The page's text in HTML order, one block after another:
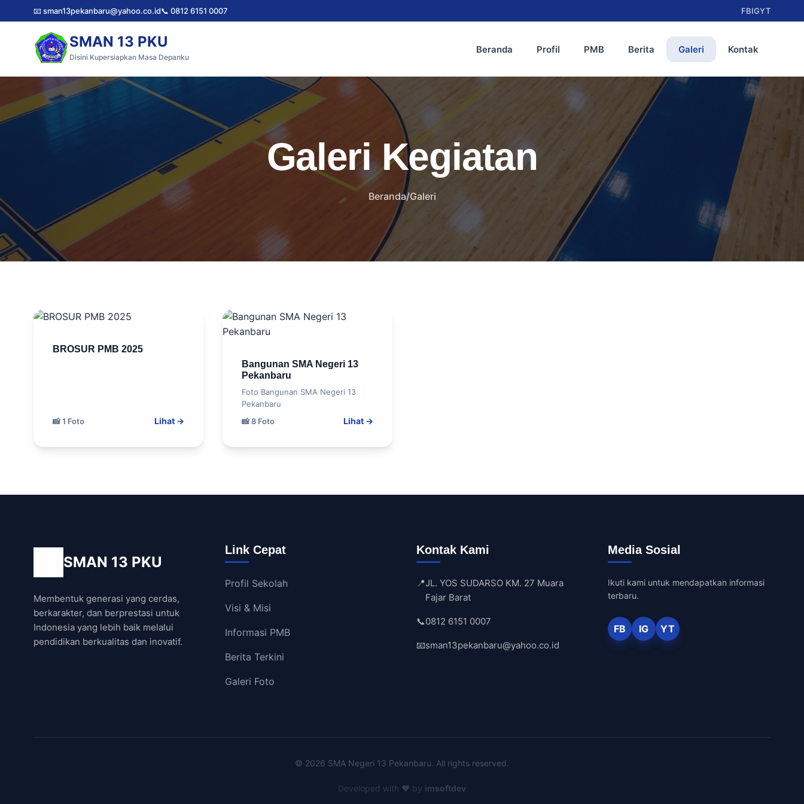
📧 sman13pekanbaru@yahoo.co.id📞 0812 6151 0007 FBIGYT
SMAN 13 PKU
Disini Kupersiapkan Masa Depanku
Beranda Profil PMB Berita Galeri Kontak
Galeri Kegiatan
Beranda/Galeri
BROSUR PMB 2025
📸 1 Foto Lihat →
Bangunan SMA Negeri 13
Pekanbaru
Foto Bangunan SMA Negeri 13
Pekanbaru
📸 8 Foto
Lihat →
SMAN 13 PKU
Membentuk generasi yang cerdas,
berkarakter, dan berprestasi untuk
Indonesia yang lebih baik melalui
pendidikan berkualitas dan inovatif.
Link Cepat
Profil Sekolah
Visi & Misi
Informasi PMB
Berita Terkini
Galeri Foto
Kontak Kami
📍JL. YOS SUDARSO KM. 27 Muara
Fajar Barat
📞0812 6151 0007
📧sman13pekanbaru@yahoo.co.id
Media Sosial
Ikuti kami untuk mendapatkan informasi
terbaru.
FB IG YT
© 2026 SMA Negeri 13 Pekanbaru. All rights reserved.
Developed with ❤️ by imsoftdev